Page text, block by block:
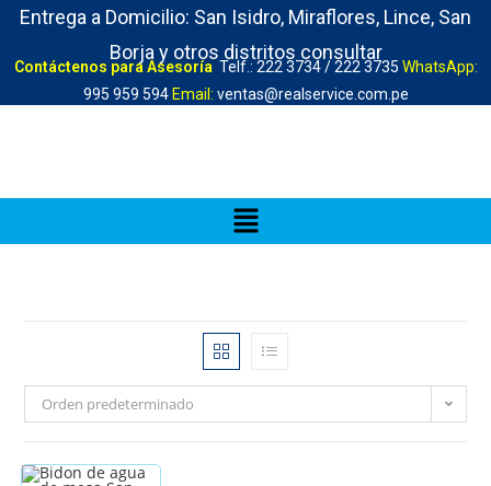
Entrega a Domicilio: San Isidro, Miraflores, Lince, San
Borja y otros distritos consultar
Contáctenos para Asesoría Telf.: 222 3734 / 222 3735 WhatsApp:
995 959 594 Email: ventas@realservice.com.pe
Orden predeterminado